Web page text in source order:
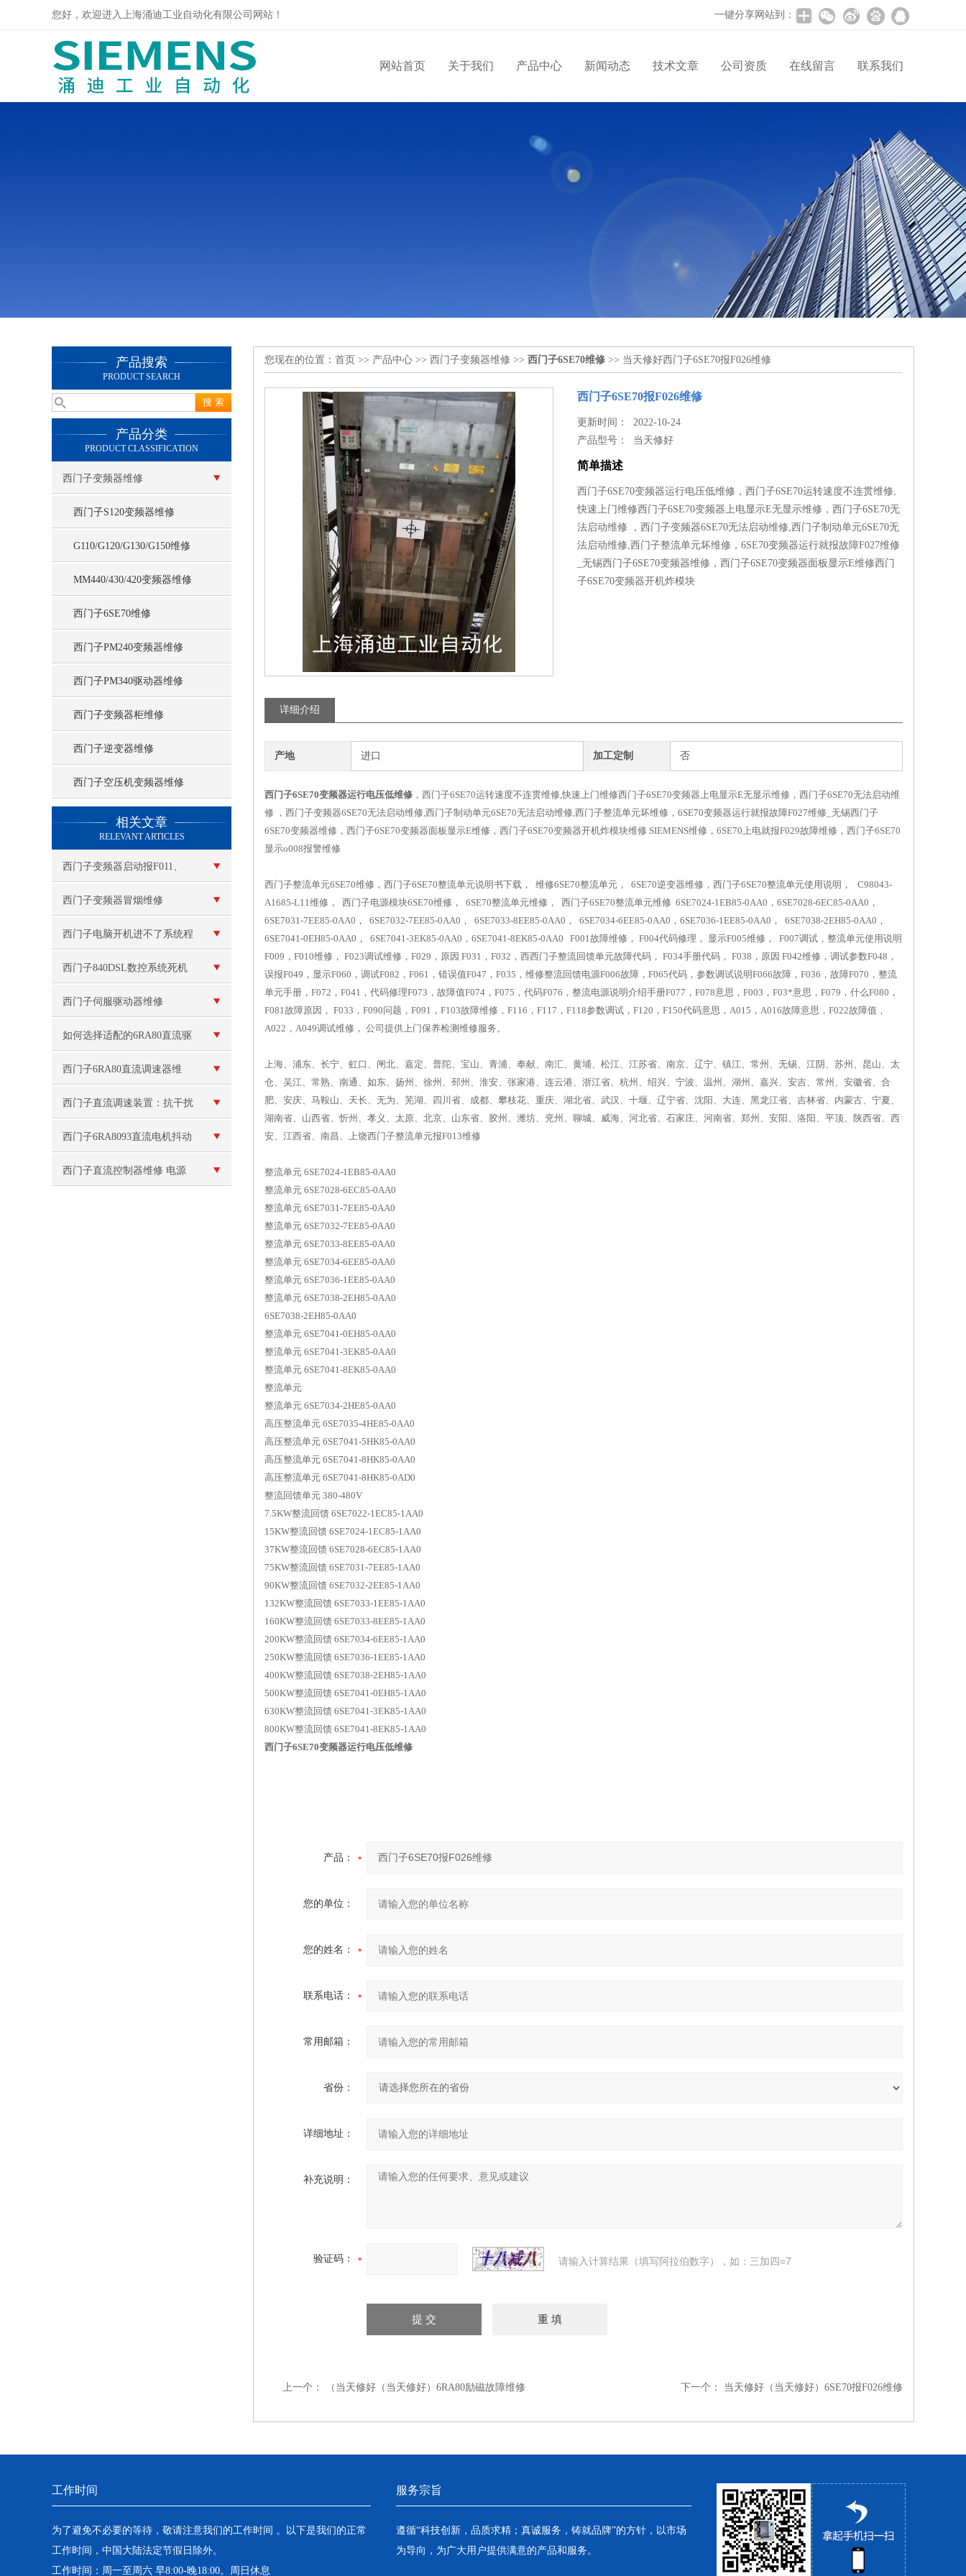
您好，欢迎进入上海涌迪工业自动化有限公司网站！ 一键分享网站到：
网站首页 关于我们 产品中心 新闻动态 技术文章 公司资质 在线留言 联系我们
产品搜索
PRODUCT SEARCH
产品分类
PRODUCT CLASSIFICATION
西门子变频器维修
西门子S120变频器维修
G110/G120/G130/G150维修
MM440/430/420变频器维修
西门子6SE70维修
西门子PM240变频器维修
西门子PM340驱动器维修
西门子变频器柜维修
西门子逆变器维修
西门子空压机变频器维修
相关文章
RELEVANT ARTICLES
西门子变频器启动报F011、
F015维修
西门子变频器冒烟维修
西门子电脑开机进不了系统程
序维修
西门子840DSL数控系统死机
维修
西门子伺服驱动器维修
如何选择适配的6RA80直流驱
动器：功率范围、控制模式与
工况适配性对比指南
西门子6RA80直流调速器维
修：面板无显示故障
西门子直流调速装置：抗干扰
抗温变防潮防尘，适应复杂工
业工况长效稳定运行
西门子6RA8093直流电机抖动
维修控制柜坏
西门子直流控制器维修 电源
您现在的位置： 首页 >> 产品中心 >> 西门子变频器维修 >> 西门子6SE70维修 >> 当天修好西门子6SE70报F026维修
西门子6SE70报F026维修
更新时间： 2022-10-24
产品型号： 当天修好
简单描述
西门子6SE70变频器运行电压低维修，西门子6SE70运转速度不连贯维修,
快速上门维修西门子6SE70变频器上电显示E无显示维修，西门子6SE70无
法启动维修 ，西门子变频器6SE70无法启动维修,西门子制动单元6SE70无
法启动维修,西门子整流单元坏维修，6SE70变频器运行就报故障F027维修
_无锡西门子6SE70变频器维修，西门子6SE70变频器面板显示E维修西门
子6SE70变频器开机炸模块
详细介绍
产地 进口 加工定制 否
西门子6SE70变频器运行电压低维修 ，西门子6SE70运转速度不连贯维修,快速上门维修西门子6SE70变频器上电显示E无显示维修，西门子6SE70无法启动维
修 ，西门子变频器6SE70无法启动维修,西门子制动单元6SE70无法启动维修,西门子整流单元坏维修，6SE70变频器运行就报故障F027维修_无锡西门子
6SE70变频器维修，西门子6SE70变频器面板显示E维修，西门子6SE70变频器开机炸模块维修 SIEMENS维修，6SE70上电就报F029故障维修，西门子6SE70
显示o008报警维修
西门子整流单元6SE70维修，西门子6SE70整流单元说明书下载， 维修6SE70整流单元， 6SE70逆变器维修，西门子6SE70整流单元使用说明， C98043-
A1685-L11维修， 西门子电源模块6SE70维修， 6SE70整流单元维修， 西门子6SE70整流单元维修 6SE7024-1EB85-0AA0，6SE7028-6EC85-0AA0，
6SE7031-7EE85-0AA0， 6SE7032-7EE85-0AA0， 6SE7033-8EE85-0AA0， 6SE7034-6EE85-0AA0，6SE7036-1EE85-0AA0， 6SE7038-2EH85-0AA0，
6SE7041-0EH85-0AA0， 6SE7041-3EK85-0AA0，6SE7041-8EK85-0AA0 F001故障维修， F004代码修理， 显示F005维修， F007调试，整流单元使用说明
F009，F010维修， F023调试维修，F029，原因 F031，F032，西西门子整流回馈单元故障代码， F034手册代码， F038，原因 F042维修，调试参数F048，
误报F049，显示F060，调试F082，F061，错误值F047，F035，维修整流回馈电源F006故障，F065代码，参数调试说明F066故障，F036，故障F070，整流
单元手册，F072，F041，代码修理F073，故障值F074，F075，代码F076，整流电源说明介绍手册F077，F078意思，F003，F03*意思，F079，什么F080，
F081故障原因， F033，F090问题，F091，F103故障维修，F116，F117，F118参数调试，F120，F150代码意思，A015，A016故障意思，F022故障值，
A022，A049调试维修， 公司提供上门保养检测维修服务。
上海、浦东、长宁、虹口、闸北、嘉定、普陀、宝山、青浦、奉献、南汇、黄埔、松江、江苏省、南京、辽宁、镇江、常州、无锡、江阴、苏州、昆山、太
仓、吴江、常熟、南通、如东、扬州、徐州、邳州、淮安、张家港、连云港、浙江省、杭州、绍兴、宁波、温州、湖州、嘉兴、安吉、常州、安徽省、合
肥、安庆、马鞍山、天长、无为、芜湖、四川省、成都、攀枝花、重庆、湖北省、武汉、十堰、辽宁省、沈阳、大连、黑龙江省、吉林省、内蒙古、宁夏、
湖南省、山西省、忻州、孝义、太原、北京、山东省、胶州、潍坊、兖州、聊城、威海、河北省、石家庄、河南省、郑州、安阳、洛阳、平顶、陕西省、西
安、江西省、南昌、上饶西门子整流单元报F013维修
整流单元 6SE7024-1EB85-0AA0
整流单元 6SE7028-6EC85-0AA0
整流单元 6SE7031-7EE85-0AA0
整流单元 6SE7032-7EE85-0AA0
整流单元 6SE7033-8EE85-0AA0
整流单元 6SE7034-6EE85-0AA0
整流单元 6SE7036-1EE85-0AA0
整流单元 6SE7038-2EH85-0AA0
6SE7038-2EH85-0AA0
整流单元 6SE7041-0EH85-0AA0
整流单元 6SE7041-3EK85-0AA0
整流单元 6SE7041-8EK85-0AA0
整流单元
整流单元 6SE7034-2HE85-0AA0
高压整流单元 6SE7035-4HE85-0AA0
高压整流单元 6SE7041-5HK85-0AA0
高压整流单元 6SE7041-8HK85-0AA0
高压整流单元 6SE7041-8HK85-0AD0
整流回馈单元 380-480V
7.5KW整流回馈 6SE7022-1EC85-1AA0
15KW整流回馈 6SE7024-1EC85-1AA0
37KW整流回馈 6SE7028-6EC85-1AA0
75KW整流回馈 6SE7031-7EE85-1AA0
90KW整流回馈 6SE7032-2EE85-1AA0
132KW整流回馈 6SE7033-1EE85-1AA0
160KW整流回馈 6SE7033-8EE85-1AA0
200KW整流回馈 6SE7034-6EE85-1AA0
250KW整流回馈 6SE7036-1EE85-1AA0
400KW整流回馈 6SE7038-2EH85-1AA0
500KW整流回馈 6SE7041-0EH85-1AA0
630KW整流回馈 6SE7041-3EK85-1AA0
800KW整流回馈 6SE7041-8EK85-1AA0
西门子6SE70变频器运行电压低维修
产品：
您的单位：
您的姓名：
联系电话：
常用邮箱：
省份：
详细地址：
补充说明：
验证码： 请输入计算结果（填写阿拉伯数字），如：三加四=7
上一个： （当天修好（当天修好）6RA80励磁故障维修 下一个： 当天修好（当天修好）6SE70报F026维修
工作时间
为了避免不必要的等待，敬请注意我们的工作时间 。以下是我们的正常
工作时间，中国大陆法定节假日除外。
工作时间：周一至周六 早8:00-晚18:00。周日休息
服务宗旨
遵循“科技创新，品质求精；真诚服务，铸就品牌”的方针，以市场
为导向，为广大用户提供满意的产品和服务。